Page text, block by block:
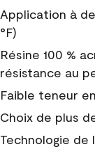
Application à
°F)
Résine 100 %
résistance au
Faible teneur
Choix de plus
Technologie de